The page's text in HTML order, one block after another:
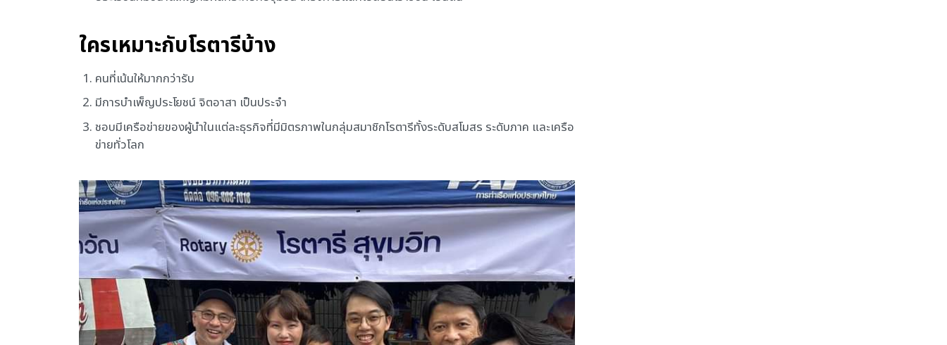
ใครเหมาะกับโรตารีบ้าง
คนที่เน้นให้มากกว่ารับ
มีการบำเพ็ญประโยชน์ จิตอาสา เป็นประจำ
ชอบมีเครือข่ายของผู้นำในแต่ละธุรกิจที่มีมิตรภาพในกลุ่มสมาชิกโรตารีทั้งระดับสโมสร ระดับภาค และเครือ
ข่ายทั่วโลก